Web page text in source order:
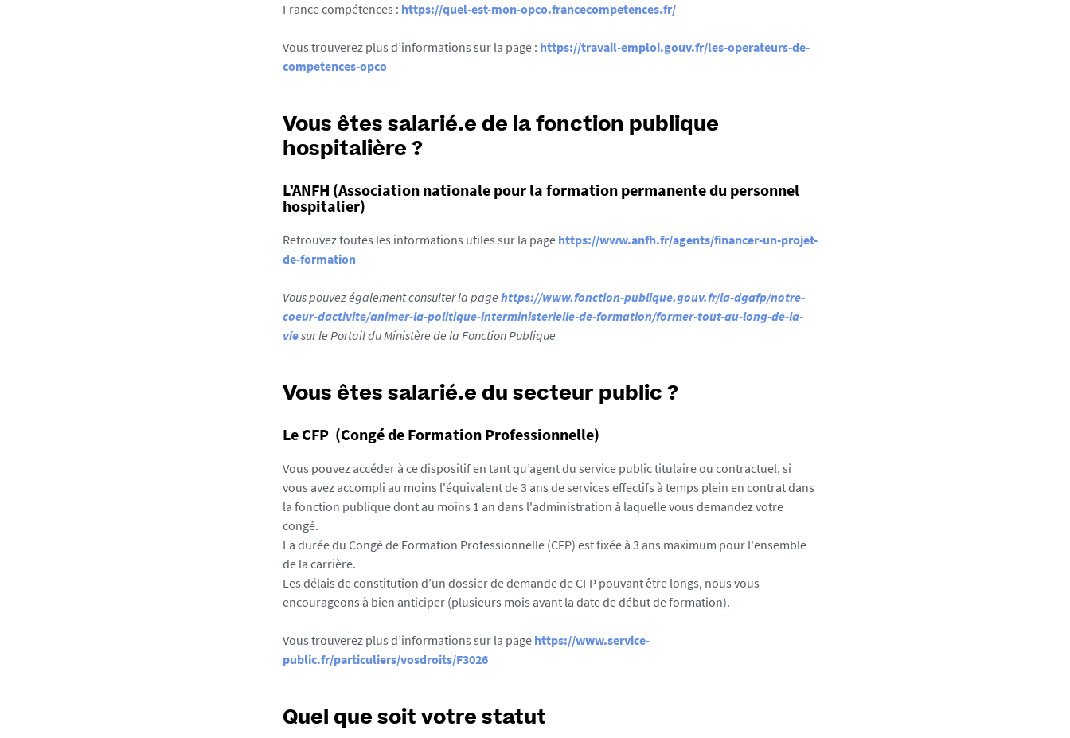
France compétences : https://quel-est-mon-opco.francecompetences.fr/
Vous trouverez plus d’informations sur la page : https://travail-emploi.gouv.fr/les-operateurs-de-
competences-opco
Vous êtes salarié.e de la fonction publique
hospitalière ?
L’ANFH (Association nationale pour la formation permanente du personnel
hospitalier)
Retrouvez toutes les informations utiles sur la page https://www.anfh.fr/agents/financer-un-projet-
de-formation
Vous pouvez également consulter la page https://www.fonction-publique.gouv.fr/la-dgafp/notre-
coeur-dactivite/animer-la-politique-interministerielle-de-formation/former-tout-au-long-de-la-
viesur le Portail du Ministère de la Fonction Publique
Vous êtes salarié.e du secteur public ?
Le CFP (Congé de Formation Professionnelle)
Vous pouvez accéder à ce dispositif en tant qu’agent du service public titulaire ou contractuel, si
vous avez accompli au moins l'équivalent de 3 ans de services effectifs à temps plein en contrat dans
la fonction publique dont au moins 1 an dans l'administration à laquelle vous demandez votre
congé.
La durée du Congé de Formation Professionnelle (CFP) est fixée à 3 ans maximum pour l'ensemble
de la carrière.
Les délais de constitution d’un dossier de demande de CFP pouvant être longs, nous vous
encourageons à bien anticiper (plusieurs mois avant la date de début de formation).
Vous trouverez plus d’informations sur la page https://www.service-
public.fr/particuliers/vosdroits/F3026
Quel que soit votre statut